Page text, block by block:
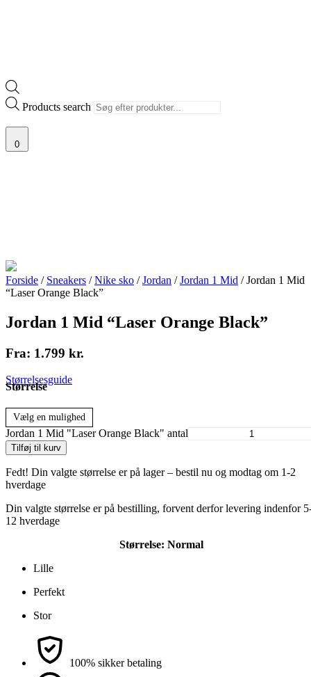
Products search
0
Forside / Sneakers /Nike sko /Jordan /Jordan 1 Mid / Jordan 1 Mid
“Laser Orange Black”
Jordan 1 Mid “Laser Orange Black”
Fra: 1.799 kr.
Størrelsesguide
Størrelse
Vælg en mulighed
Jordan 1 Mid "Laser Orange Black" antal
Tilføj til kurv
Fedt! Din valgte størrelse er på lager – bestil nu og modtag om 1-2
hverdage
Din valgte størrelse er på bestilling, forvent derfor levering indenfor
12 hverdage
Størrelse: Normal
Lille
Perfekt
Stor
100% sikker betaling